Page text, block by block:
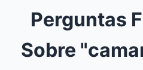
Perguntas
Sobre